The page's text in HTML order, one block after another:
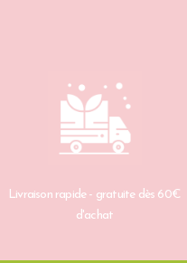
Livraison rapide - gratuite dès 60€
d'achat